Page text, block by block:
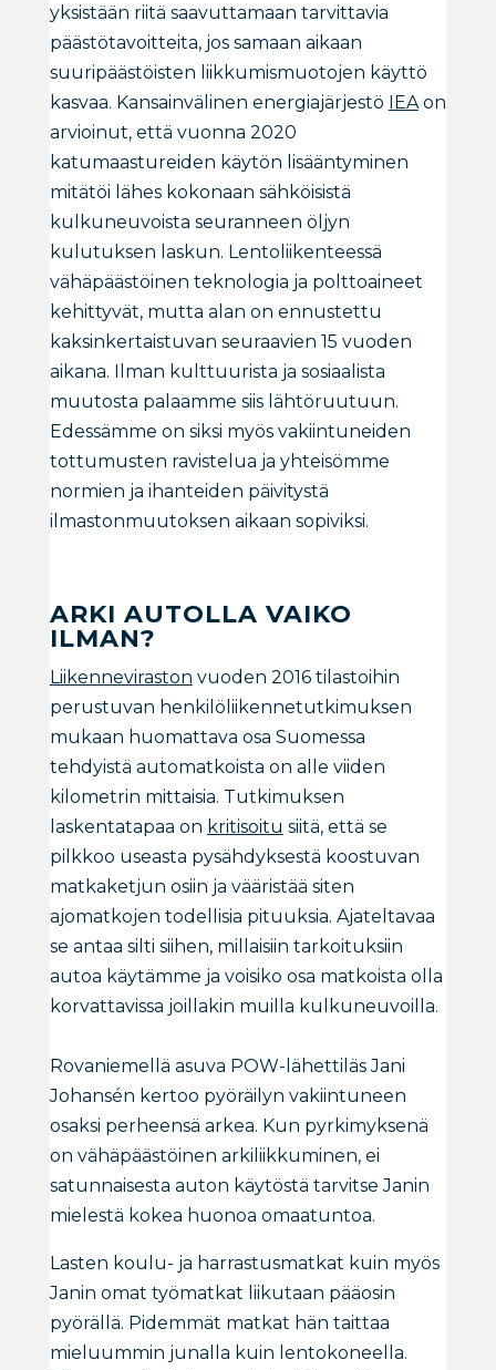
yksistään riitä saavuttamaan tarvittavia
päästötavoitteita, jos samaan aikaan
suuripäästöisten liikkumismuotojen käyttö
kasvaa. Kansainvälinen energiajärjestö IEAon
arvioinut, että vuonna 2020
katumaastureiden käytön lisääntyminen
mitätöi lähes kokonaan sähköisistä
kulkuneuvoista seuranneen öljyn
kulutuksen laskun. Lentoliikenteessä
vähäpäästöinen teknologia ja polttoaineet
kehittyvät, mutta alan on ennustettu
kaksinkertaistuvan seuraavien 15 vuoden
aikana. Ilman kulttuurista ja sosiaalista
muutosta palaamme siis lähtöruutuun.
Edessämme on siksi myös vakiintuneiden
tottumusten ravistelua ja yhteisömme
normien ja ihanteiden päivitystä
ilmastonmuutoksen aikaan sopiviksi.
ARKI AUTOLLA VAIKO
ILMAN?
Liikenneviraston vuoden 2016 tilastoihin
perustuvan henkilöliikennetutkimuksen
mukaan huomattava osa Suomessa
tehdyistä automatkoista on alle viiden
kilometrin mittaisia. Tutkimuksen
laskentatapaa on kritisoitu siitä, että se
pilkkoo useasta pysähdyksestä koostuvan
matkaketjun osiin ja vääristää siten
ajomatkojen todellisia pituuksia. Ajateltavaa
se antaa silti siihen, millaisiin tarkoituksiin
autoa käytämme ja voisiko osa matkoista olla
korvattavissa joillakin muilla kulkuneuvoilla.
Rovaniemellä asuva POW-lähettiläs Jani
Johansén kertoo pyöräilyn vakiintuneen
osaksi perheensä arkea. Kun pyrkimyksenä
on vähäpäästöinen arkiliikkuminen, ei
satunnaisesta auton käytöstä tarvitse Janin
mielestä kokea huonoa omaatuntoa.
Lasten koulu- ja harrastusmatkat kuin myös
Janin omat työmatkat liikutaan pääosin
pyörällä. Pidemmät matkat hän taittaa
mieluummin junalla kuin lentokoneella.